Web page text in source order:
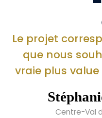
Le projet
que nous
vraie plus
Centre-Val